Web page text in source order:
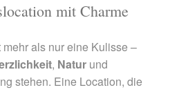
mit Charme
als nur eine Kulisse –
, Natur und
stehen. Eine Location, die